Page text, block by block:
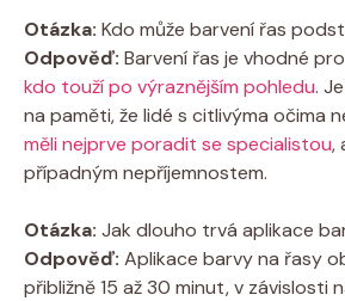
Otázka: Kdo může barvení řas
Odpověď: Barvení řas je vhodné
kdo touží po výraznějším pohledu.
na paměti, že lidé s citlivýma očima
měli nejprve poradit se specialistou,
případným nepříjemnostem.
Otázka: Jak dlouho trvá aplikace
Odpověď: Aplikace barvy na řasy
přibližně 15 až 30 minut, v závislosti